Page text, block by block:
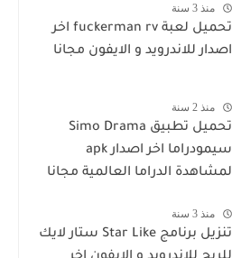
منذ 3 سنة
تحميل لعبة fuckerman rv اخر
اصدار للاندرويد و الايفون مجانا
منذ 2 سنة
تحميل تطبيق Simo Drama
سيمودراما اخر اصدار apk
لمشاهدة الدراما العالمية مجانا
منذ 3 سنة
تنزيل برنامج Star Like ستار لايك